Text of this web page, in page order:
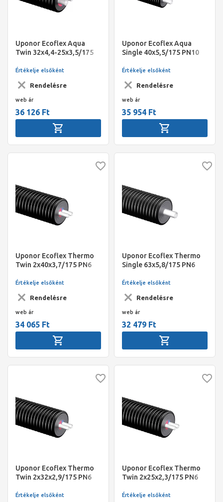
Uponor Ecoflex Aqua
Twin 32x4,4-25x3,5/175
Rendelésre
Értékelje elsőként
web ár
36 126 Ft
Uponor Ecoflex Aqua
Single 40x5,5/175 PN10
Rendelésre
Értékelje elsőként
web ár
35 954 Ft
Uponor Ecoflex Thermo
Twin 2x40x3,7/175 PN6
Rendelésre
Értékelje elsőként
web ár
34 065 Ft
Uponor Ecoflex Thermo
Single 63x5,8/175 PN6
Rendelésre
Értékelje elsőként
web ár
32 479 Ft
Uponor Ecoflex Thermo
Twin 2x32x2,9/175 PN6
Értékelje elsőként
Uponor Ecoflex Thermo
Twin 2x25x2,3/175 PN6
Értékelje elsőként